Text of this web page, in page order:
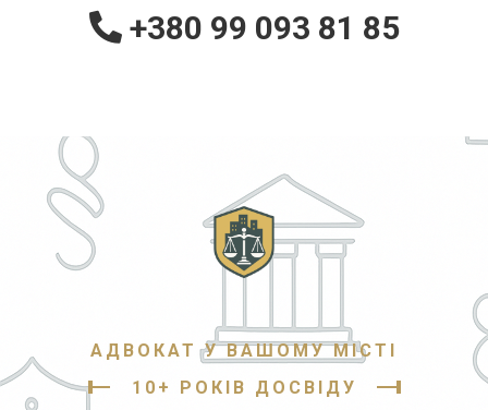
+380 99 093 81 85
АДВОКАТ У ВАШОМУ МІСТІ
10+ РОКІВ ДОСВІДУ